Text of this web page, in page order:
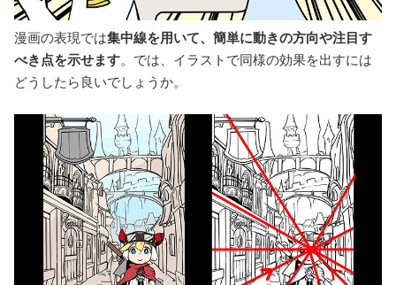
漫画の表現では集中線を用いて、簡単に動きの方向や注目す
べき点を示せます。では、イラストで同様の効果を出すには
どうしたら良いでしょうか。